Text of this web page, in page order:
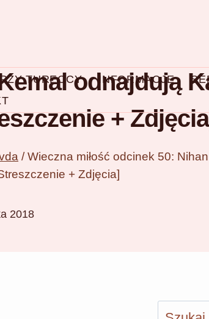
TURECCY INFORMACJE
odnajdują
+
/ Wieczna miłość odcinek 50:
+ Zdjęcia]
2018
Szukaj: